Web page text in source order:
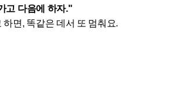
고 다음에 하자."
하면, 똑같은 데서 또 멈춰요.